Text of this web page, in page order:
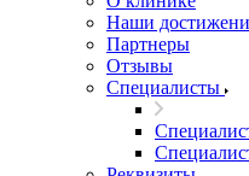
Наши
Партнеры
Отзывы
Специалисты